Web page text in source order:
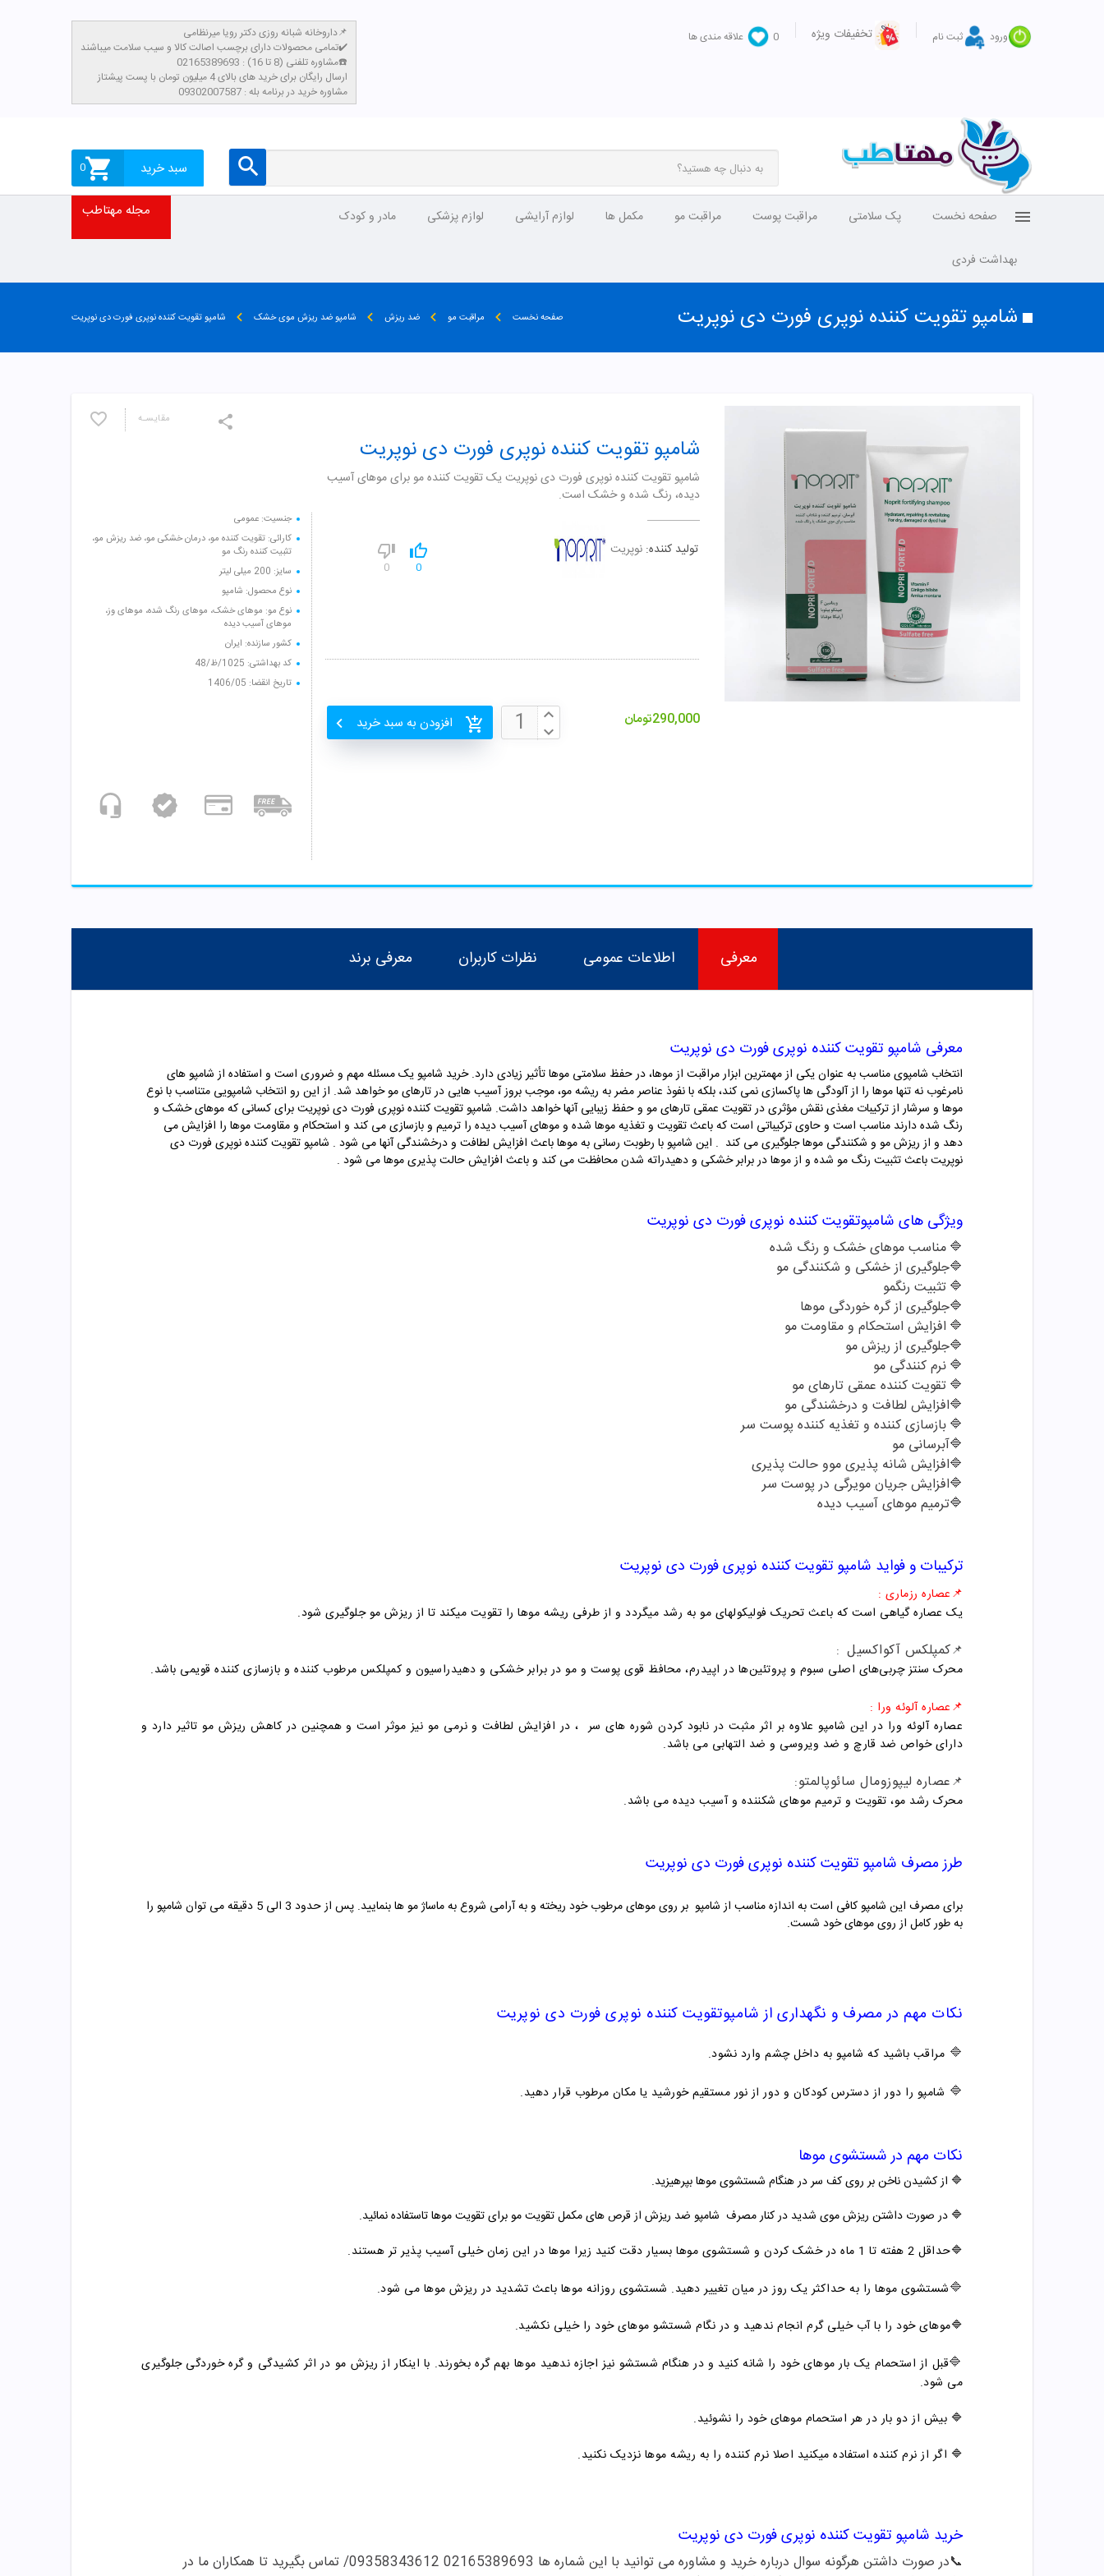
ورود ثبت نام تخفیفات ویژه 0 علاقه مندی ها
داروخانه شبانه روزی دکتر رویا میرنظامی📌
تمامی محصولات دارای برچسب اصالت کالا و سیب سلامت میباشند✔️
مشاوره تلفنی (8 تا 16) : 02165389693☎️
​ارسال رایگان برای خرید های بالای 4 میلیون تومان با پست پیشتاز
مشاوره خرید در برنامه بله : 09302007587
سبد خرید 0
صفحه نخست پک سلامتی مراقبت پوست مراقبت مو مکمل ها لوازم آرایشی لوازم پزشکی مادر و کودک
بهداشت فردی
مجله مهتاطب
شامپو تقویت کننده نوپری فورت دی نوپریت صفحه نخست مراقبت مو ضد ریزش شامپو ضد ریزش موی خشک شامپو تقویت کننده نوپری فورت دی نوپریت
مقایسـه
جنسیت: عمومی
کارائی: تقویت کننده مو، درمان خشکی مو، ضد ریزش مو،
تثبیت کننده رنگ مو
سایز: 200 میلی لیتر
نوع محصول: شامپو
نوع مو: موهای خشک، موهای رنگ شده، موهای وز،
موهای آسیب دیده
کشور سازنده: ایران
کد بهداشتی: 1025/ظ/48
تاریخ انقضا: 1406/05
شامپو تقویت کننده نوپری فورت دی نوپریت
شامپو تقویت کننده نوپری فورت دی نوپریت یک تقویت کننده مو برای موهای آسیب
دیده، رنگ شده و خشک است.
تولید کننده: نوپریت
0
0
290,000تومان افزودن به سبد خرید
معرفی اطلاعات عمومی نظرات کاربران معرفی برند
معرفی شامپو تقویت کننده نوپری فورت دی نوپریت
انتخاب شامپوی مناسب به عنوان یکی از مهمترین ابزار مراقبت از موها، در حفظ سلامتی موها تأثیر زیادی دارد.خرید شامپویک مسئله مهم و ضروری است و استفاده از شامپو های
نامرغوب نه تنها موها را از آلودگی ها پاکسازی نمی کند، بلکه با نفوذ عناصر مضر به ریشه مو، موجب بروز آسیب هایی در تارهای مو خواهد شد. از این رو انتخاب شامپویی متناسب با نوع
موها و سرشار از ترکیبات مغذی نقش مؤثری در تقویت عمقی تارهای مو و حفظ زیبایی آنها خواهد داشت. شامپو تقویت کننده نوپری فورت دی نوپریت برای کسانی که موهای خشک و
رنگ شده دارند مناسب است و حاوی ترکیباتی است که باعث تقویت و تغذیه موها شده و موهای آسیب دیده را ترمیم و بازسازی می کند و استحکام و مقاومت موها را افزایش می
دهد و از ریزش مو و شکنندگی موها جلوگیری می کند . این شامپو با رطوبت رسانی به موها باعث افزایش لطافت و درخشندگی آنها می شود . شامپو تقویت کننده نوپری فورت دی
نوپریت باعث تثبیت رنگ مو شده و از موها در برابر خشکی و دهیدراته شدن محافظت می کند و باعث افزایش حالت پذیری موها می شود .
ویژگی های شامپوتقویت کننده نوپری فورت دی نوپریت
🔷مناسب موهای خشک و رنگ شده
🔷جلوگیری از خشکی و شکنندگی مو
🔷تثبیت رنگمو
🔷جلوگیری از گره خوردگی موها
🔷 افزایش استحکام و مقاومت مو
🔷جلوگیری از ریزش مو
🔷نرم کنندگی مو
🔷تقویت کننده عمقی تارهای مو
🔷افزایش لطافت و درخشندگی مو
🔷بازسازی کننده و تغذیه کننده پوست سر
🔷آبرسانی مو
🔷افزایش شانه پذیری موو حالت پذیری
🔷افزایش جریان مویرگی در پوست سر
🔷ترمیم موهای آسیب دیده
ترکیبات و فواید شامپو تقویت کننده نوپری فورت دی نوپریت
📌عصاره رزماری :
یک عصاره گیاهی است که باعث تحریک فولیکولهای مو به رشد میگردد و از طرفی ریشه موها را تقویت میکند تا از ریزش مو جلوگیری شود.
📌کمپلکس آکواکسیل :
محرک سنتز چربی‌های اصلی سبوم و پروتئین‌ها در اپیدرم، محافظ قوی پوست و مو در برابر خشکی و دهیدراسیون و کمپلکس مرطوب کننده و بازسازی کننده قویمی باشد.
📌عصاره آلوئه ورا :
عصاره آلوئه ورا در این شامپو علاوه بر اثر مثبت در نابود کردن شوره های سر ، در افزایش لطافت و نرمی مو نیز موثر است و همچنین در کاهش ریزش مو تاثیر دارد و
دارای خواص ضد قارچ و ضد ویروسی و ضد التهابی می باشد.
📌عصاره لیپوزومال سائوپالمتو:
محرک رشد مو، تقویت و ترمیم موهای شکننده و آسیب دیده می باشد.
طرز مصرف شامپو تقویت کننده نوپری فورت دی نوپریت
برای مصرف این شامپو کافی است به اندازه مناسب از شامپو بر روی موهای مرطوب خود ریخته و به آرامی شروع به ماساژ مو ها بنمایید. پس از حدود 3 الی 5 دقیقه می توان شامپو را
به طور کامل از روی موهای خود شست.
نکات مهم در مصرف و نگهداری ازشامپوتقویت کننده نوپری فورت دی نوپریت
🔷 مراقب باشید که شامپو به داخل چشم وارد نشود.
🔷 شامپو را دور از دسترس کودکان و دور از نور مستقیم خورشید یا مکان مرطوب قرار دهید.
نکات مهم در شستشوی موها
🔷 از کشیدن ناخن بر روی کف سر در هنگام شستشوی موها بپرهیزید.
🔷 در صورت داشتن ریزش موی شدید در کنار مصرف شامپو ضد ریزش از قرص های مکمل تقویت مو برای تقویت موها تاستفاده نمائید.
🔷حداقل 2 هفته تا 1 ماه در خشک کردن و شستشوی موها بسیار دقت کنید زیرا موها در این زمان خیلی آسیب پذیر تر هستند.
🔷شستشوی موها را به حداکثر یک روز در میان تغییر دهید. شستشوی روزانه موها باعث تشدید در ریزش موها می شود.
🔷موهای خود را با آب خیلی گرم انجام ندهید و در نگام شستشو موهای خود را خیلی نکشید.
🔷قبل از استحمام یک بار موهای خود را شانه کنید و در هنگام شستشو نیز اجازه ندهید موها بهم گره بخورند. با اینکار از ریزش مو در اثر کشیدگی و گره خوردگی جلوگیری
می شود.
🔷 بیش از دو بار در هر استحمام موهای خود را نشوئید.
🔷 اگر از نرم کننده استفاده میکنید اصلا نرم کننده را به ریشه موها نزدیک نکنید.
خرید شامپو تقویت کننده نوپری فورت دی نوپریت
📞در صورت داشتن هرگونه سوال درباره خرید و مشاوره می توانید با این شماره ها 02165389693 /09358343612تماس بگیرید تا همکاران ما در